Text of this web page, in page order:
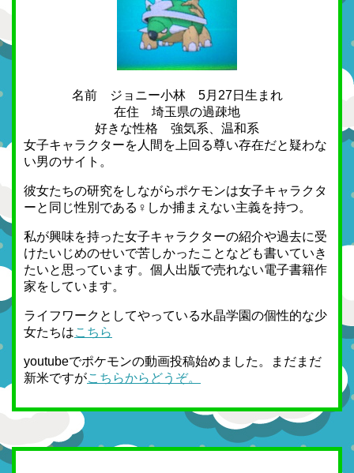
名前 ジョニー小林 5月27日生まれ
在住 埼玉県の過疎地
好きな性格 強気系、温和系
女子キャラクターを人間を上回る尊い存在だと疑わな
い男のサイト。
彼女たちの研究をしながらポケモンは女子キャラクタ
ーと同じ性別である♀しか捕まえない主義を持つ。
私が興味を持った女子キャラクターの紹介や過去に受
けたいじめのせいで苦しかったことなども書いていき
たいと思っています。個人出版で売れない電子書籍作
家をしています。
ライフワークとしてやっている水晶学園の個性的な少
女たちはこちら
youtubeでポケモンの動画投稿始めました。まだまだ
新米ですがこちらからどうぞ。